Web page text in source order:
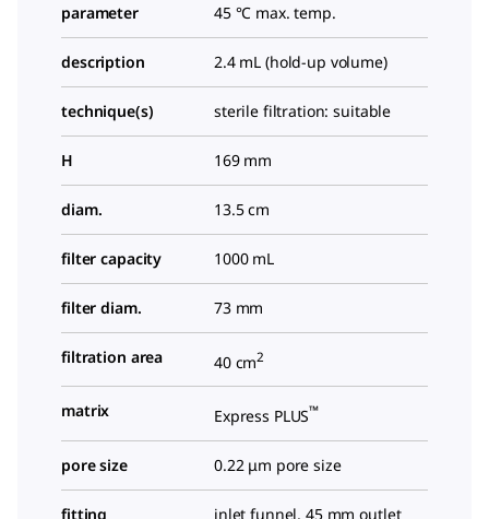
parameter 45 °C max. temp.
description 2.4 mL (hold-up volume)
technique(s) sterile filtration: suitable
H 169 mm
diam. 13.5 cm
filter capacity 1000 mL
filter diam. 73 mm
filtration area 40 cm2
matrix Express PLUS™
pore size 0.22 μm pore size
fitting inlet funnel, 45 mm outlet